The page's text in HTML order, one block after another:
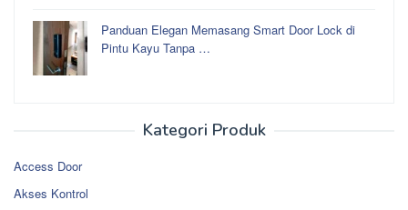
Panduan Elegan Memasang Smart Door Lock di
Pintu Kayu Tanpa …
Kategori Produk
Access Door
Akses Kontrol